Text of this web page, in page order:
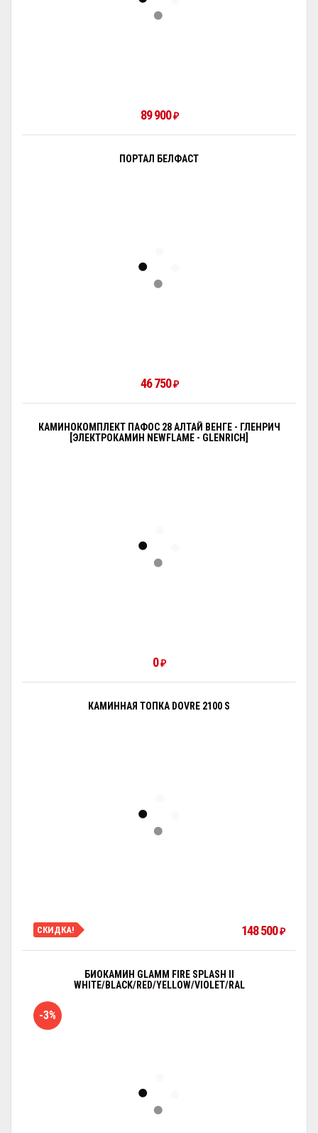
89 900₽
ПОРТАЛ БЕЛФАСТ
46 750₽
КАМИНОКОМПЛЕКТ ПАФОС 28 АЛТАЙ ВЕНГЕ - ГЛЕНРИЧ
[ЭЛЕКТРОКАМИН NEWFLAME - GLENRICH]
0₽
КАМИННАЯ ТОПКА DOVRE 2100 S
СКИДКА! 148 500₽
БИОКАМИН GLAMM FIRE SPLASH II
WHITE/BLACK/RED/YELLOW/VIOLET/RAL
-3%